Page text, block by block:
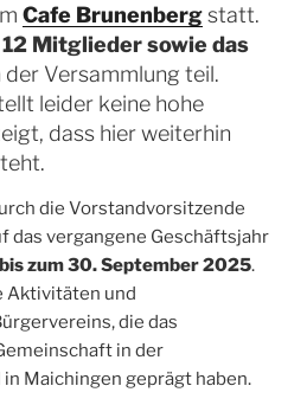
Cafe Brunenbergstatt.
12 Mitglieder sowie das
der Versammlung teil.
leider keine hohe
dass hier weiterhin
die Vorstandvorsitzende
das vergangene Geschäftsjahr
zum 30. September 2025.
Aktivitäten und
die das
in der
Maichingen geprägt haben.